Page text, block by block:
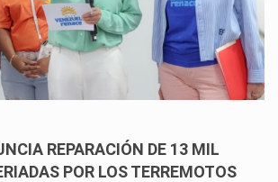
REPARACIÓN DE 13 MIL
POR LOS TERREMOTOS